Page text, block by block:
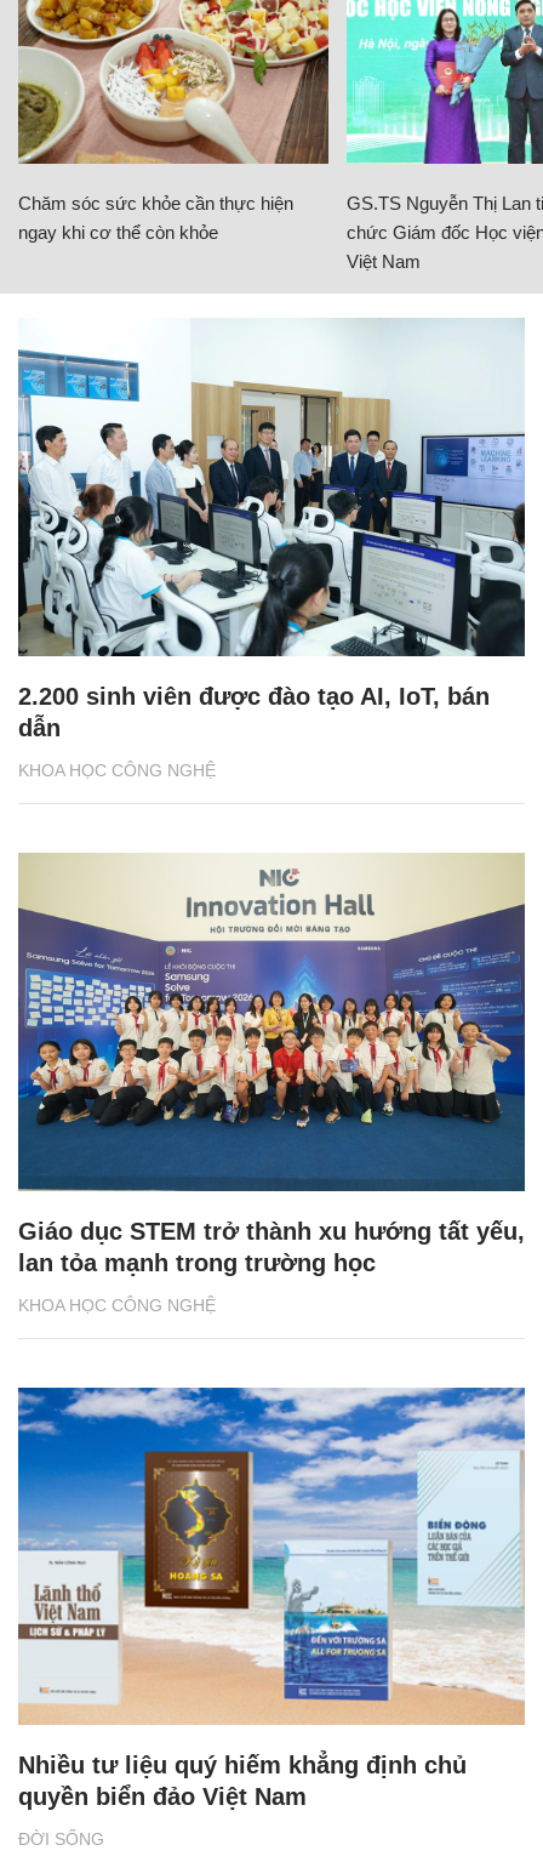
Chăm sóc sức khỏe cần thực hiện
ngay khi cơ thể còn khỏe
GS.TS Nguyễn Thị Lan
chức Giám đốc Học
Việt Nam
KHOA HỌC CÔNG NGHỆ
2.200 sinh viên được đào tạo AI, IoT, bán
dẫn
KHOA HỌC CÔNG NGHỆ
Giáo dục STEM trở thành xu hướng tất yếu,
lan tỏa mạnh trong trường học
ĐỜI SỐNG
Nhiều tư liệu quý hiếm khẳng định chủ
quyền biển đảo Việt Nam